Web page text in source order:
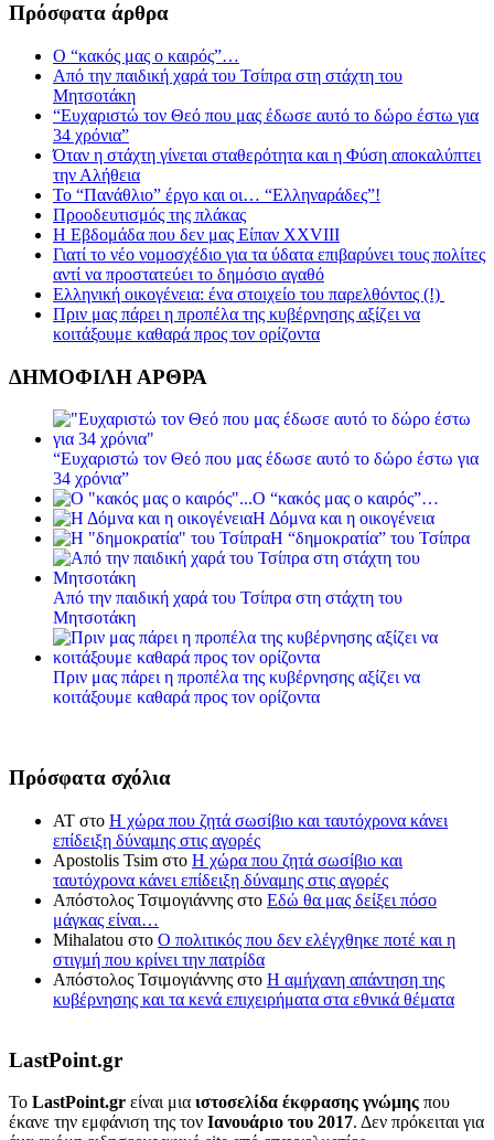
Πρόσφατα άρθρα
Ο “κακός μας ο καιρός”…
Από την παιδική χαρά του Τσίπρα στη στάχτη του
Μητσοτάκη
“Ευχαριστώ τον Θεό που μας έδωσε αυτό το δώρο έστω για
34 χρόνια”
Όταν η στάχτη γίνεται σταθερότητα και η Φύση αποκαλύπτει
την Αλήθεια
Το “Πανάθλιο” έργο και οι… “Ελληναράδες”!
Προοδευτισμός της πλάκας
Η Εβδομάδα που δεν μας Είπαν XXVIII
Γιατί το νέο νομοσχέδιο για τα ύδατα επιβαρύνει τους πολίτες
αντί να προστατεύει το δημόσιο αγαθό
Ελληνική οικογένεια: ένα στοιχείο του παρελθόντος (!)
Πριν μας πάρει η προπέλα της κυβέρνησης αξίζει να
κοιτάξουμε καθαρά προς τον ορίζοντα
ΔΗΜΟΦΙΛΗ ΑΡΘΡΑ
“Ευχαριστώ τον Θεό που μας έδωσε αυτό το δώρο έστω για
34 χρόνια”
Ο “κακός μας ο καιρός”…
Η Δόμνα και η οικογένεια
Η “δημοκρατία” του Τσίπρα
Από την παιδική χαρά του Τσίπρα στη στάχτη του
Μητσοτάκη
Πριν μας πάρει η προπέλα της κυβέρνησης αξίζει να
κοιτάξουμε καθαρά προς τον ορίζοντα
Πρόσφατα σχόλια
ΑΤ στο Η χώρα που ζητά σωσίβιο και ταυτόχρονα κάνει
επίδειξη δύναμης στις αγορές
Apostolis Tsim στο Η χώρα που ζητά σωσίβιο και
ταυτόχρονα κάνει επίδειξη δύναμης στις αγορές
Απόστολος Τσιμογιάννης στο Εδώ θα μας δείξει πόσο
μάγκας είναι…
Mihalatou στο Ο πολιτικός που δεν ελέγχθηκε ποτέ και η
στιγμή που κρίνει την πατρίδα
Απόστολος Τσιμογιάννης στο Η αμήχανη απάντηση της
κυβέρνησης και τα κενά επιχειρήματα στα εθνικά θέματα
LastPoint.gr
To LastPoint.gr είναι μια ιστοσελίδα έκφρασης γνώμης που
έκανε την εμφάνιση της τον Ιανουάριο του 2017. Δεν πρόκειται για